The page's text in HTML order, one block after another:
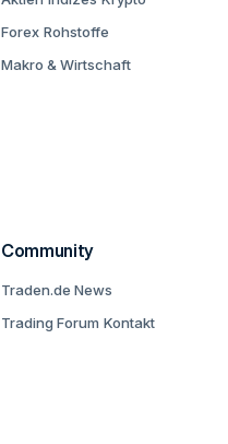
Forex Rohstoffe
Makro & Wirtschaft
Community
Traden.de News
Trading Forum Kontakt